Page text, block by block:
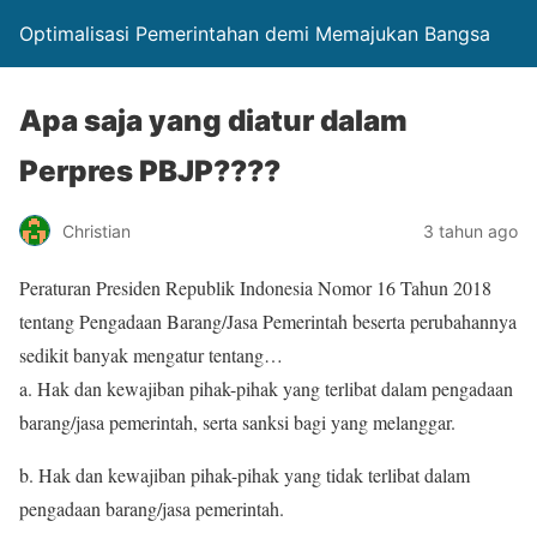
Optimalisasi Pemerintahan demi Memajukan Bangsa
Apa saja yang diatur dalam
Perpres PBJP????
Christian 3 tahun ago
Peraturan Presiden Republik Indonesia Nomor 16 Tahun 2018
tentang Pengadaan Barang/Jasa Pemerintah beserta perubahannya
sedikit banyak mengatur tentang…
a. Hak dan kewajiban pihak-pihak yang terlibat dalam pengadaan
barang/jasa pemerintah, serta sanksi bagi yang melanggar.
b. Hak dan kewajiban pihak-pihak yang tidak terlibat dalam
pengadaan barang/jasa pemerintah.